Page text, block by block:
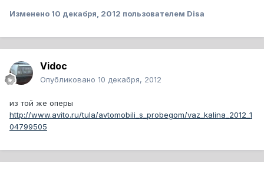
Изменено 10 декабря, 2012 пользователем Disa
Vidoc
Опубликовано 10 декабря, 2012
из той же оперы
http://www.avito.ru/tula/avtomobili_s_probegom/vaz_kalina_2012_1
04799505